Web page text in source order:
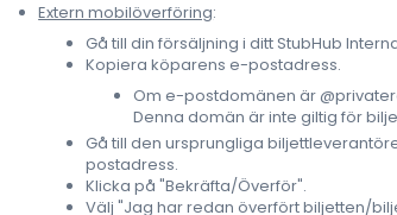
Extern mobilöverföring:
Gå till din försäljning i ditt StubHub
Kopiera köparens e-postadress.
Om e-postdomänen är
Denna domän är inte giltig för
Gå till den ursprungliga
postadress.
Klicka på "Bekräfta/Överför".
Välj "Jag har redan överfört biljetten/